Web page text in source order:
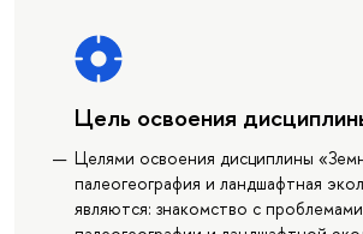
Цель освоения
Целями освоения дисциплины
палеогеография и ландшафтная
являются: знакомство с